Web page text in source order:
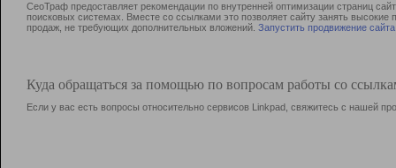
СеоТраф предоставляет рекомендации по внутренней оптимизации страниц
поисковых системах. Вместе со ссылками это позволяет сайту занять
продаж, не требующих дополнительных вложений. Запустить продвижение сайта
Куда обращаться за помощью по вопросам работы со
Если у вас есть вопросы относительно сервисов Linkpad, свяжитесь с нашей